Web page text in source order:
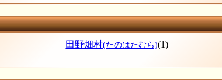
田野畑村(たのはたむら)(1)